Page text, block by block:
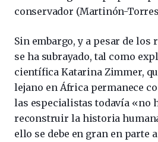
conservador (Martinón-
Sin embargo, y a pesar de los
se ha subrayado, tal como
científica Katarina Zimmer,
lejano en África permanece
las especialistas todavía «no
reconstruir la historia
ello se debe en gran en parte